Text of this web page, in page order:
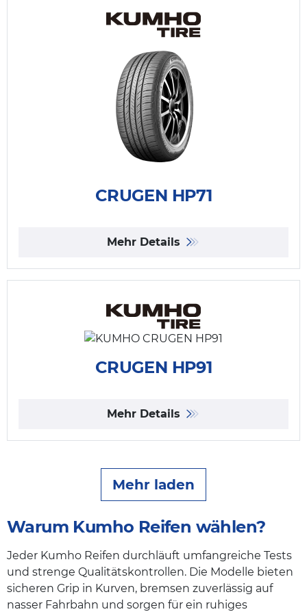
CRUGEN HP71
Mehr Details
CRUGEN HP91
Mehr Details
Mehr laden
Warum Kumho Reifen wählen?
Jeder Kumho Reifen durchläuft umfangreiche Tests
und strenge Qualitätskontrollen. Die Modelle bieten
sicheren Grip in Kurven, bremsen zuverlässig auf
nasser Fahrbahn und sorgen für ein ruhiges